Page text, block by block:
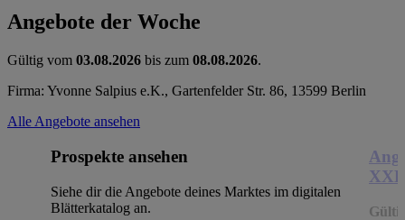
Angebote der Woche
Gültig vom 03.08.2026 bis zum 08.08.2026.
Firma: Yvonne Salpius e.K., Gartenfelder Str. 86, 13599 Berlin
Alle Angebote ansehen
Prospekte ansehen
Siehe dir die Angebote deines Marktes im digitalen
Blätterkatalog an.
XXL